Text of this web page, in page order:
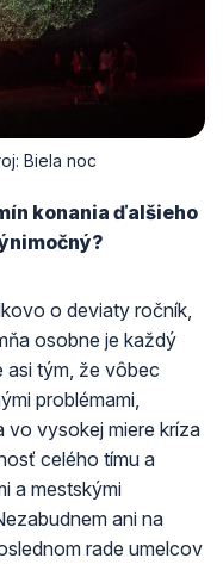
Biela noc
konania ďalšieho
o deviaty ročník,
osobne je každý
asi tým, že vôbec
problémami,
vo vysokej miere kríza
celého tímu a
a mestskými
ani na
rade umelcov